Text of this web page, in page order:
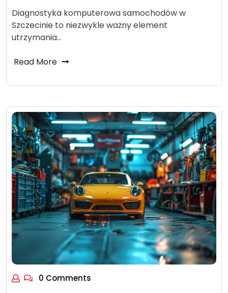
Diagnostyka komputerowa samochodów w
Szczecinie to niezwykle ważny element
utrzymania…
Read More
0 Comments